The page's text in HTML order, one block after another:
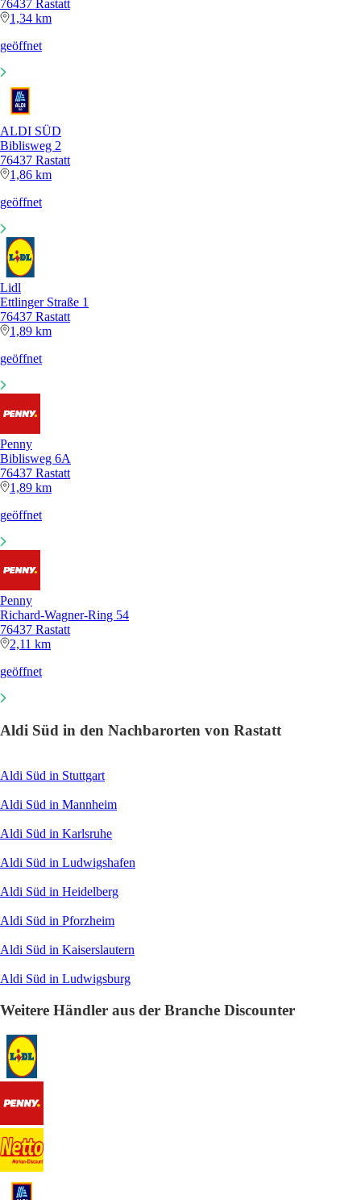
76437 Rastatt
1,34 km
geöffnet
ALDI SÜD
Biblisweg 2
76437 Rastatt
1,86 km
geöffnet
Lidl
Ettlinger Straße 1
76437 Rastatt
1,89 km
geöffnet
Penny
Biblisweg 6A
76437 Rastatt
1,89 km
geöffnet
Penny
Richard-Wagner-Ring 54
76437 Rastatt
2,11 km
geöffnet
Aldi Süd in den Nachbarorten von Rastatt
Aldi Süd in Stuttgart
Aldi Süd in Mannheim
Aldi Süd in Karlsruhe
Aldi Süd in Ludwigshafen
Aldi Süd in Heidelberg
Aldi Süd in Pforzheim
Aldi Süd in Kaiserslautern
Aldi Süd in Ludwigsburg
Weitere Händler aus der Branche Discounter